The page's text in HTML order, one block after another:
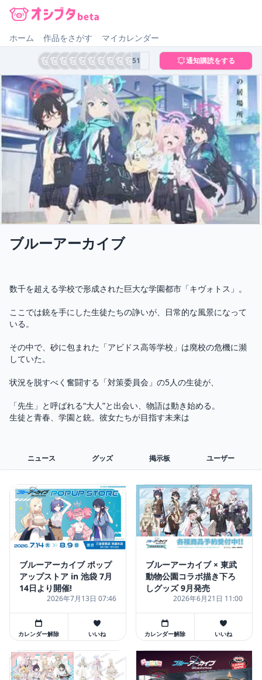
ホーム 作品をさがす マイカレンダー
51 通知購読をする
ブルーアーカイブ
数千を超える学校で形成された巨大な学園都市「キヴォトス」。
ここでは銃を手にした生徒たちの諍いが、日常的な風景になって
いる。
その中で、砂に包まれた「アビドス高等学校」は廃校の危機に瀕
していた。
状況を脱すべく奮闘する「対策委員会」の5人の生徒が、
「先生」と呼ばれる“大人”と出会い、物語は動き始める。
生徒と青春、学園と銃。彼女たちが目指す未来は
ニュース グッズ 掲示板 ユーザー
ブルーアーカイブ ポップ
アップストア in 池袋 7月
14日より開催!
2026年7月13日 07:46
カレンダー解除 いいね
ブルーアーカイブ × 東武
動物公園コラボ描き下ろ
しグッズ 9月発売
2026年6月21日 11:00
カレンダー解除 いいね